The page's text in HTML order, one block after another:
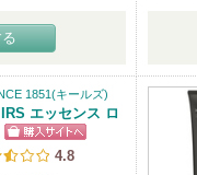
1851(キールズ)
エッセンス ロ
4.8